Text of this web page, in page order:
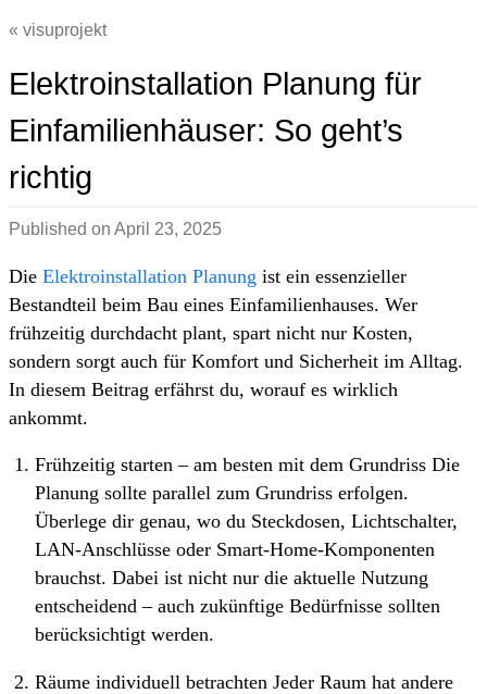
visuprojekt
Elektroinstallation Planung für
Einfamilienhäuser: So geht’s
richtig
Published on April 23, 2025
Die Elektroinstallation Planung ist ein essenzieller
Bestandteil beim Bau eines Einfamilienhauses. Wer
frühzeitig durchdacht plant, spart nicht nur Kosten,
sondern sorgt auch für Komfort und Sicherheit im Alltag.
In diesem Beitrag erfährst du, worauf es wirklich
ankommt.
Frühzeitig starten – am besten mit dem Grundriss Die
Planung sollte parallel zum Grundriss erfolgen.
Überlege dir genau, wo du Steckdosen, Lichtschalter,
LAN-Anschlüsse oder Smart-Home-Komponenten
brauchst. Dabei ist nicht nur die aktuelle Nutzung
entscheidend – auch zukünftige Bedürfnisse sollten
berücksichtigt werden.
Räume individuell betrachten Jeder Raum hat andere